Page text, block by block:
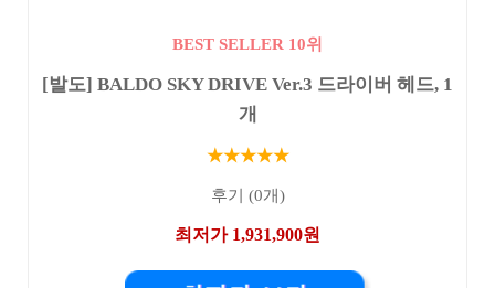
BEST SELLER 10위
[발도] BALDO SKY DRIVE Ver.3 드라이버 헤드, 1
개
★★★★★
후기 (0개)
최저가 1,931,900원